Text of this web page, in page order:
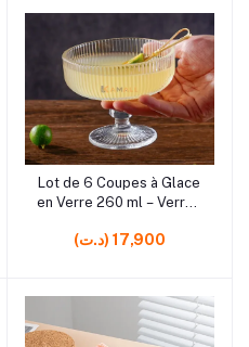
Ajouter au panier
Lot de 6 Coupes à Glace
en Verre 260 ml – Verres
Fruits et Crèmes
(د.ت) 17,900